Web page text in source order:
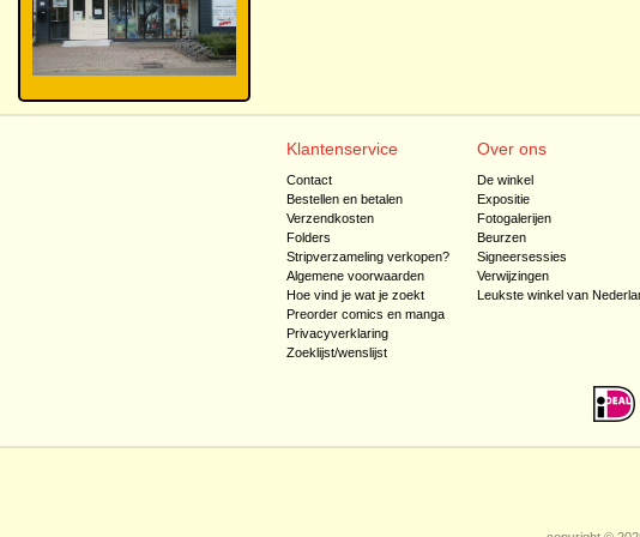
Klantenservice
Contact
Bestellen en betalen
Verzendkosten
Folders
Stripverzameling verkopen?
Algemene voorwaarden
Hoe vind je wat je zoekt
Preorder comics en manga
Privacyverklaring
Zoeklijst/wenslijst
Over ons
De winkel
Expositie
Fotogalerijen
Beurzen
Signeersessies
Verwijzingen
Leukste winkel van